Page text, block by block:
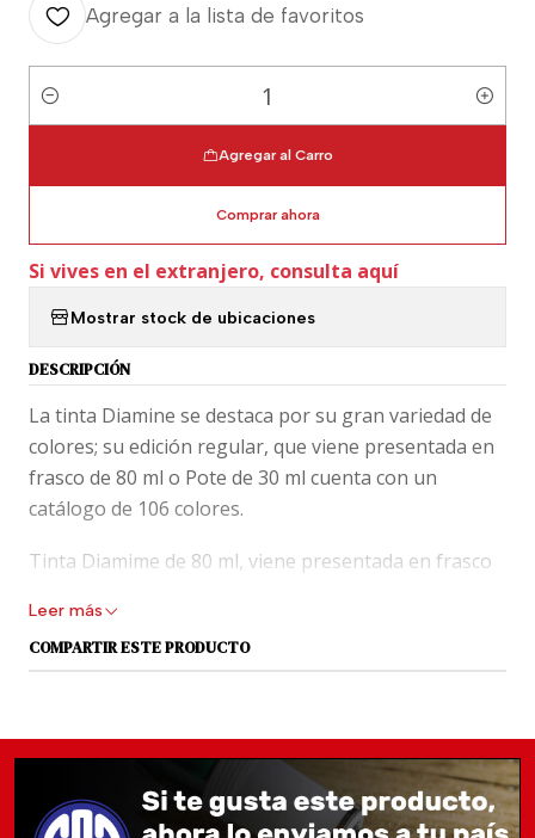
Agregar a la lista de favoritos
Cantidad
Agregar al Carro
Comprar ahora
Si vives en el extranjero, consulta aquí
Mostrar stock de ubicaciones
DESCRIPCIÓN
La tinta Diamine se destaca por su gran variedad de
colores; su edición regular, que viene presentada en
frasco de 80 ml o Pote de 30 ml cuenta con un
catálogo de 106 colores.
Tinta Diamime de 80 ml, viene presentada en frasco
como aparece en la foto.
En los blogs de fanáticos, Diamine está puntuada con
secado rápido, no resistente al agua. Saturación y
Las tintas no tienen cambio ni devolución, ya que no
Leer más
COMPARTIR ESTE PRODUCTO